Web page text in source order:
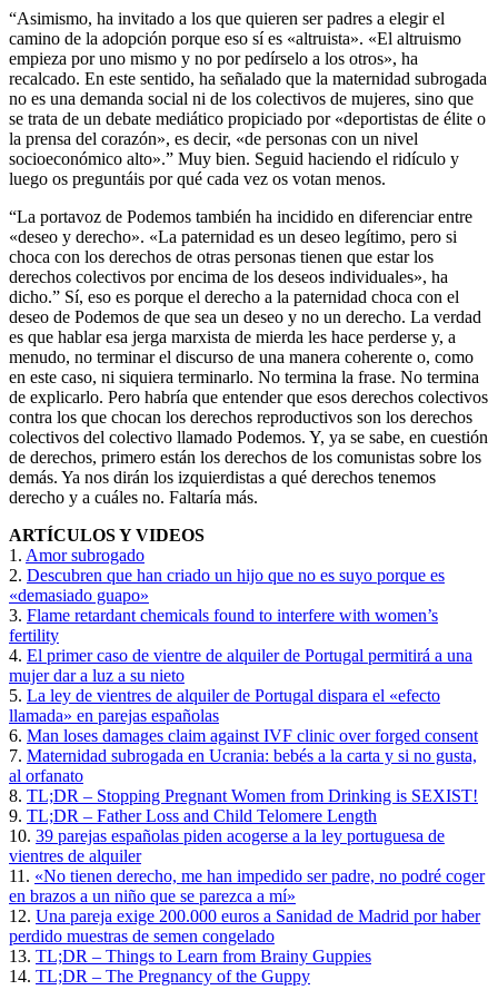
“Asimismo, ha invitado a los que quieren ser padres a elegir el
camino de la adopción porque eso sí es «altruista». «El altruismo
empieza por uno mismo y no por pedírselo a los otros», ha
recalcado. En este sentido, ha señalado que la maternidad subrogada
no es una demanda social ni de los colectivos de mujeres, sino que
se trata de un debate mediático propiciado por «deportistas de élite o
la prensa del corazón», es decir, «de personas con un nivel
socioeconómico alto».” Muy bien. Seguid haciendo el ridículo y
luego os preguntáis por qué cada vez os votan menos.
“La portavoz de Podemos también ha incidido en diferenciar entre
«deseo y derecho». «La paternidad es un deseo legítimo, pero si
choca con los derechos de otras personas tienen que estar los
derechos colectivos por encima de los deseos individuales», ha
dicho.” Sí, eso es porque el derecho a la paternidad choca con el
deseo de Podemos de que sea un deseo y no un derecho. La verdad
es que hablar esa jerga marxista de mierda les hace perderse y, a
menudo, no terminar el discurso de una manera coherente o, como
en este caso, ni siquiera terminarlo. No termina la frase. No termina
de explicarlo. Pero habría que entender que esos derechos colectivos
contra los que chocan los derechos reproductivos son los derechos
colectivos del colectivo llamado Podemos. Y, ya se sabe, en cuestión
de derechos, primero están los derechos de los comunistas sobre los
demás. Ya nos dirán los izquierdistas a qué derechos tenemos
derecho y a cuáles no. Faltaría más.
ARTÍCULOS Y VIDEOS
1. Amor subrogado
2. Descubren que han criado un hijo que no es suyo porque es
«demasiado guapo»
3. Flame retardant chemicals found to interfere with women’s
fertility
4. El primer caso de vientre de alquiler de Portugal permitirá a una
mujer dar a luz a su nieto
5. La ley de vientres de alquiler de Portugal dispara el «efecto
llamada» en parejas españolas
6. Man loses damages claim against IVF clinic over forged consent
7. Maternidad subrogada en Ucrania: bebés a la carta y si no gusta,
al orfanato
8. TL;DR – Stopping Pregnant Women from Drinking is SEXIST!
9. TL;DR – Father Loss and Child Telomere Length
10. 39 parejas españolas piden acogerse a la ley portuguesa de
vientres de alquiler
11. «No tienen derecho, me han impedido ser padre, no podré coger
en brazos a un niño que se parezca a mí»
12. Una pareja exige 200.000 euros a Sanidad de Madrid por haber
perdido muestras de semen congelado
13. TL;DR – Things to Learn from Brainy Guppies
14. TL;DR – The Pregnancy of the Guppy